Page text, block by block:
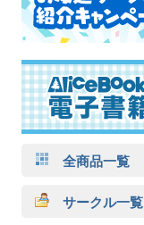
全商品一覧
サークル一覧